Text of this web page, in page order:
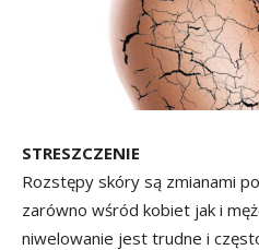
STRESZCZENIE
Rozstępy skóry są zmianami
zarówno wśród kobiet jak i
niwelowanie jest trudne i